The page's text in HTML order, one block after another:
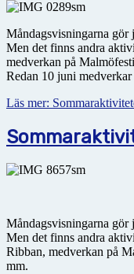
Måndagsvisningarna gör
Men det finns andra
medverkan på
Redan 10 juni
Läs mer:
Måndagsvisningarna gör
Men det finns andra
Ribban, medverkan på
mm.